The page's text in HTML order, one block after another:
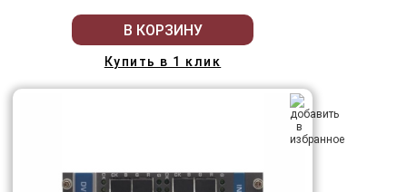
В КОРЗИНУ
Купить в 1 клик